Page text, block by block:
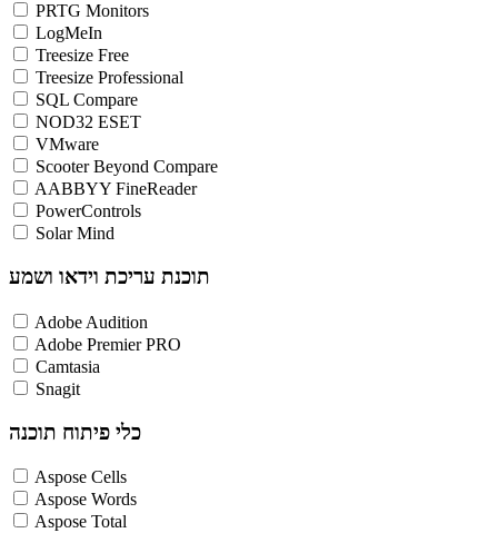
PRTG Monitors
LogMeIn
Treesize Free
Treesize Professional
SQL Compare
NOD32 ESET
VMware
Scooter Beyond Compare
AABBYY FineReader
PowerControls
Solar Mind
תוכנת עריכת וידאו ושמע
Adobe Audition
Adobe Premier PRO
Camtasia
Snagit
כלי פיתוח תוכנה
Aspose Cells
Aspose Words
Aspose Total